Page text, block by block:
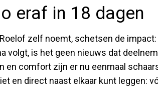
eraf in 18 dagen
zelf noemt, schetsen de
volgt, is het geen nieuws dat
en comfort zijn er nu eenmaal
en direct naast elkaar kunt leggen: